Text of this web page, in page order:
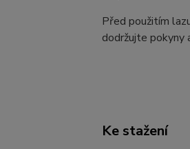
Před použitím
dodržujte pokyny
Ke stažení